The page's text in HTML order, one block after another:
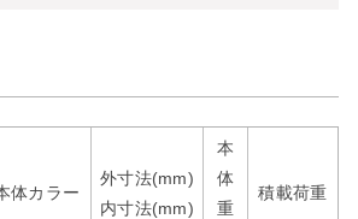
体カラー
外寸法(mm)
内寸法(mm)
本
体
重
積載荷重